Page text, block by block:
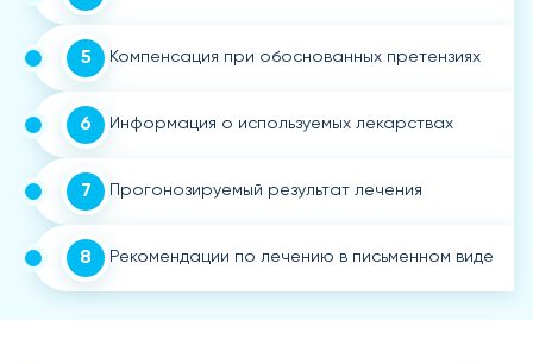
5 Компенсация при обоснованных претензиях
6 Информация о используемых лекарствах
7 Прогонозируемый результат лечения
8 Рекомендации по лечению в письменном виде